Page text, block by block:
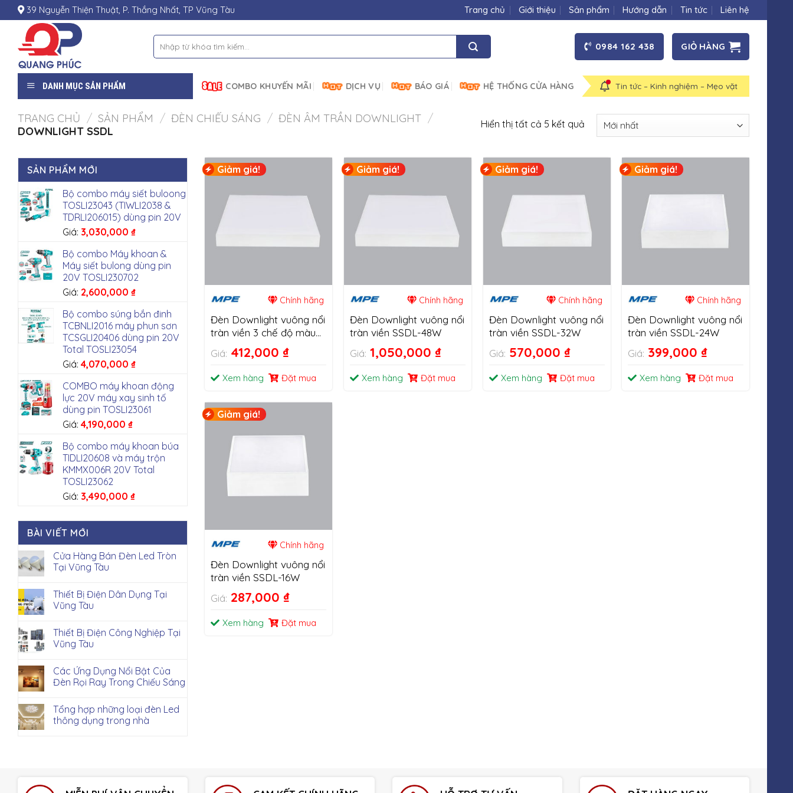
to
content
39 Nguyễn Thiện Thuật, P. Thắng Nhất, TP Vũng Tàu Trang chủ Giới thiệu Sản phẩm Hướng dẫn Tin tức Liên hệ
Tìm
kiếm:
0984 162 438 GIỎ HÀNG
DANH MỤC SẢN PHẨM COMBO KHUYẾN MÃI DỊCH VỤ BÁO GIÁ HỆ THỐNG CỬA HÀNG Tin tức – Kinh nghiệm – Mẹo vặt
TRANG CHỦ / SẢN PHẨM / ĐÈN CHIẾU SÁNG / ĐÈN ÂM TRẦN DOWNLIGHT /
DOWNLIGHT SSDL
Hiển thị tất cả 5 kết quả
SẢN PHẨM MỚI
Bộ combo máy siết buloong
TOSLI23043 (TIWLI2038 &
TDRLI206015) dùng pin 20V
Giá: 3,030,000 ₫
Bộ combo Máy khoan &
Máy siết bulong dùng pin
20V TOSLI230702
Giá: 2,600,000 ₫
Bộ combo súng bắn đinh
TCBNLI2016 máy phun sơn
TCSGLI20406 dùng pin 20V
Total TOSLI23054
Giá: 4,070,000 ₫
COMBO máy khoan động
lực 20V máy xay sinh tố
dùng pin TOSLI23061
Giá: 4,190,000 ₫
Bộ combo máy khoan búa
TIDLI20608 và máy trộn
KMMX006R 20V Total
TOSLI23062
Giá: 3,490,000 ₫
BÀI VIẾT MỚI
Cửa Hàng Bán Đèn Led Tròn
Tại Vũng Tàu
Thiết Bị Điện Dân Dụng Tại
Vũng Tàu
Thiết Bị Điện Công Nghiệp Tại
Vũng Tàu
Các Ứng Dụng Nổi Bật Của
Đèn Rọi Ray Trong Chiếu Sáng
Tổng hợp những loại đèn Led
thông dụng trong nhà
Giảm giá!
Chính hãng
Đèn Downlight vuông nổi
tràn viền 3 chế độ màu
SSDL 16W-48W
Giá: 412,000 ₫
Xem hàng Đặt mua
Giảm giá!
Chính hãng
Đèn Downlight vuông nổi
tràn viền SSDL-48W
Giá: 1,050,000 ₫
Xem hàng Đặt mua
Giảm giá!
Chính hãng
Đèn Downlight vuông nổi
tràn viền SSDL-32W
Giá: 570,000 ₫
Xem hàng Đặt mua
Giảm giá!
Chính hãng
Đèn Downlight vuông nổi
tràn viền SSDL-24W
Giá: 399,000 ₫
Xem hàng Đặt mua
Giảm giá!
Chính hãng
Đèn Downlight vuông nổi
tràn viền SSDL-16W
Giá: 287,000 ₫
Xem hàng Đặt mua